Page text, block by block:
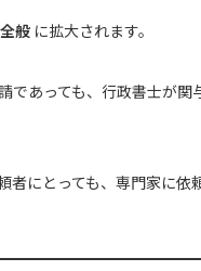
般 に拡大されます。
あっても、行政書士が
にとっても、専門家に